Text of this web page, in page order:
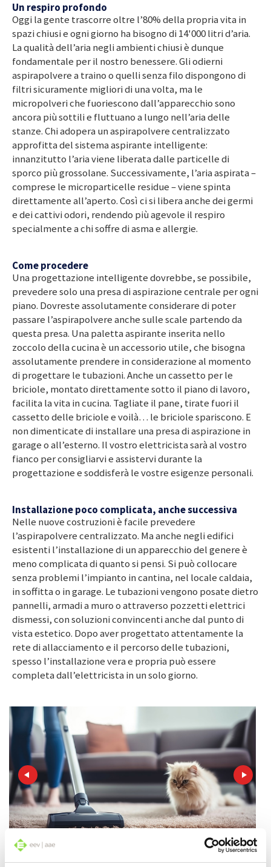
Un respiro profondo
Oggi la gente trascorre oltre l’80% della propria vita in
spazi chiusi e ogni giorno ha bisogno di 14'000 litri d’aria.
La qualità dell’aria negli ambienti chiusi è dunque
fondamentale per il nostro benessere. Gli odierni
aspirapolvere a traino o quelli senza filo dispongono di
filtri sicuramente migliori di una volta, ma le
micropolveri che fuoriescono dall’apparecchio sono
ancora più sottili e fluttuano a lungo nell’aria delle
stanze. Chi adopera un aspirapolvere centralizzato
approfitta del sistema aspirante intelligente:
innanzitutto l’aria viene liberata dalle particelle di
sporco più grossolane. Successivamente, l’aria aspirata –
comprese le microparticelle residue – viene spinta
direttamente all’aperto. Così ci si libera anche dei germi
e dei cattivi odori, rendendo più agevole il respiro
specialmente a chi soffre di asma e allergie.
Come procedere
Una progettazione intelligente dovrebbe, se possibile,
prevedere solo una presa di aspirazione centrale per ogni
piano. Dovreste assolutamente considerare di poter
passare l’aspirapolvere anche sulle scale partendo da
questa presa. Una paletta aspirante inserita nello
zoccolo della cucina è un accessorio utile, che bisogna
assolutamente prendere in considerazione al momento
di progettare le tubazioni. Anche un cassetto per le
briciole, montato direttamente sotto il piano di lavoro,
facilita la vita in cucina. Tagliate il pane, tirate fuori il
cassetto delle briciole e voilà… le briciole spariscono. E
non dimenticate di installare una presa di aspirazione in
garage o all’esterno. Il vostro elettricista sarà al vostro
fianco per consigliarvi e assistervi durante la
progettazione e soddisferà le vostre esigenze personali.
Installazione poco complicata, anche successiva
Nelle nuove costruzioni è facile prevedere
l’aspirapolvere centralizzato. Ma anche negli edifici
esistenti l’installazione di un apparecchio del genere è
meno complicata di quanto si pensi. Si può collocare
senza problemi l’impianto in cantina, nel locale caldaia,
in soffitta o in garage. Le tubazioni vengono posate dietro
pannelli, armadi a muro o attraverso pozzetti elettrici
dismessi, con soluzioni convincenti anche dal punto di
vista estetico. Dopo aver progettato attentamente la
rete di allacciamento e il percorso delle tubazioni,
spesso l’installazione vera e propria può essere
completa dall’elettricista in un solo giorno.
Aspirapolvere centralizzato: arriva la pulizia comoda.